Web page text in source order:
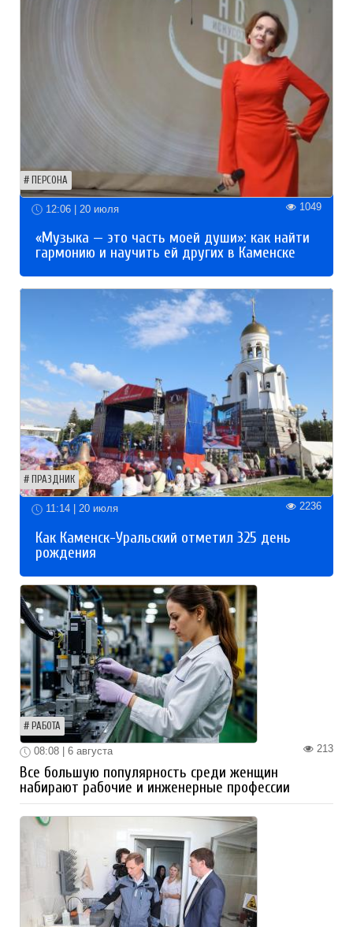
ПЕРСОНА
12:06 | 20 июля 1049
«Музыка — это часть моей души»: как найти
гармонию и научить ей других в Каменске
ПРАЗДНИК
11:14 | 20 июля 2236
Как Каменск-Уральский отметил 325 день
рождения
РАБОТА
213
08:08 | 6 августа
Все большую популярность среди женщин
набирают рабочие и инженерные профессии